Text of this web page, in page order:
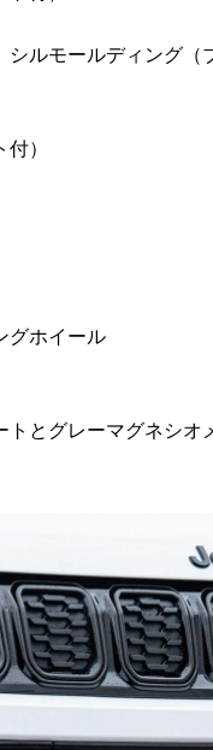
ルモールディング（
）
グホイール
とグレーマグネシ